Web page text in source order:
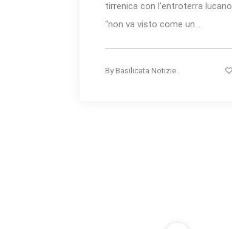
tirrenica con l’entroterra lucano
“non va visto come un...
By Basilicata Notizie